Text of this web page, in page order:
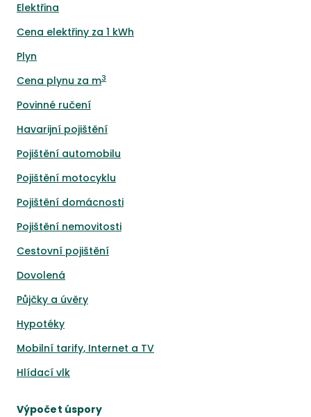
Elektřina
Cena elektřiny za 1 kWh
Plyn
Cena plynu za m3
Povinné ručení
Havarijní pojištění
Pojištění automobilu
Pojištění motocyklu
Pojištění domácnosti
Pojištění nemovitosti
Cestovní pojištění
Dovolená
Půjčky a úvěry
Hypotéky
Mobilní tarify, Internet a TV
Hlídací vlk
Výpočet úspory